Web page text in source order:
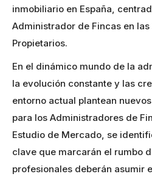
inmobiliario en España,
Administrador de Fincas en
Propietarios.
En el dinámico mundo de la
la evolución constante y las
entorno actual plantean
para los Administradores de
Estudio de Mercado, se
clave que marcarán el rumbo
profesionales deberán asumir